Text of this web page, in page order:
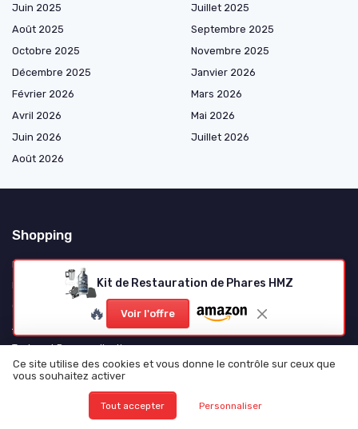
Kit de Restauration de Phares HMZ
🔥 Voir l'offre
Juin 2025
Juillet 2025
Août 2025
Septembre 2025
Octobre 2025
Novembre 2025
Décembre 2025
Janvier 2026
Février 2026
Mars 2026
Avril 2026
Mai 2026
Juin 2026
Juillet 2026
Août 2026
Shopping
Pièces Mécaniques
Électricité et Électronique
Consommables et Entretien
Accessoires et Gadgets
Tuning et Personnalisation
Motos et Scooters
Camping-Cars et Vans Aménagés
Poids Lourds et Utilitaires
Ce site utilise des cookies et vous donne le contrôle sur ceux que
vous souhaitez activer
Tout accepter Personnaliser